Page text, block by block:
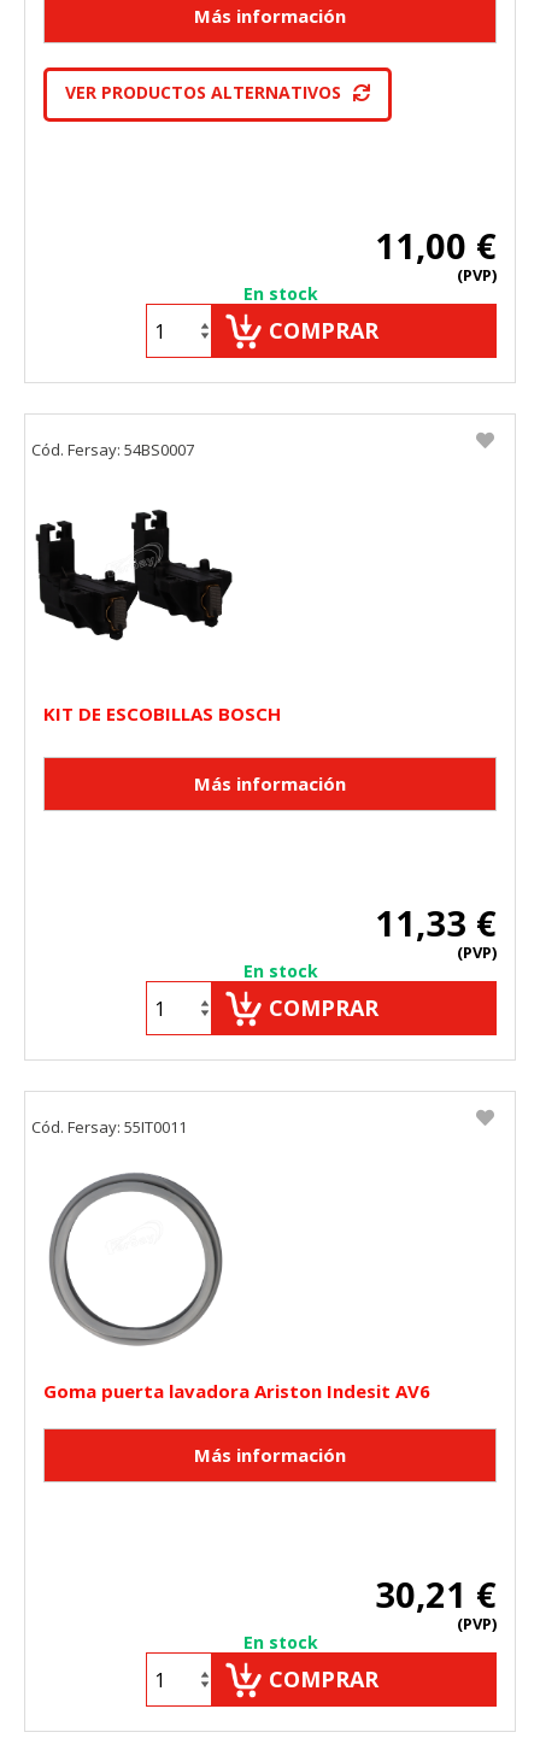
VER PRODUCTOS ALTERNATIVOS
11,00 €
(PVP)
En stock
COMPRAR
KIT DE ESCOBILLAS BOSCH
11,33 €
(PVP)
En stock
COMPRAR
Cód. Fersay: 54BS0007
Goma puerta lavadora Ariston Indesit AV6
30,21 €
(PVP)
En stock
COMPRAR
Cód. Fersay: 55IT0011